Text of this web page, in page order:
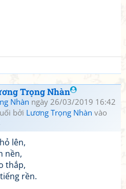
Trọng Nhàn
Nhàn ngày 26/03/2019 16:42
bởi Lương Trọng Nhàn vào
lên,
nền,
thắp,
rền.